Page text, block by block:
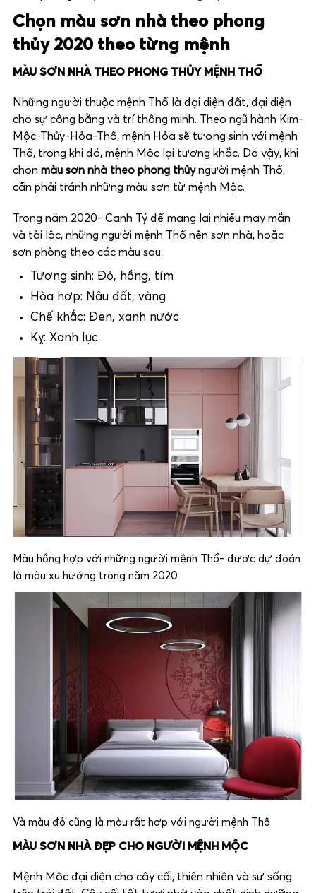
Chọn màu sơn nhà theo phong
thủy 2020 theo từng mệnh
MÀU SƠN NHÀ THEO PHONG THỦY MỆNH THỔ
Những người thuộc mệnh Thổ là đại diện đất, đại diện
cho sự công bằng và trí thông minh. Theo ngũ hành Kim-
Mộc-Thủy-Hỏa-Thổ, mệnh Hỏa sẽ tương sinh với mệnh
Thổ, trong khi đó, mệnh Mộc lại tương khắc. Do vậy, khi
chọn màu sơn nhà theo phong thủyngười mệnh Thổ,
cần phải tránh những màu sơn từ mệnh Mộc.
Trong năm 2020- Canh Tý để mang lại nhiều may mắn
và tài lộc, những người mệnh Thổ nên sơn nhà, hoặc
sơn phòng theo các màu sau:
Tương sinh: Đỏ, hồng, tím
Hòa hợp: Nâu đất, vàng
Chế khắc: Đen, xanh nước
Kỵ: Xanh lục
Màu hồng hợp với những người mệnh Thổ- được dự đoán
là màu xu hướng trong năm 2020
Và màu đỏ cũng là màu rất hợp với người mệnh Thổ
MÀU SƠN NHÀ ĐẸP CHO NGƯỜI MỆNH MỘC
Mệnh Mộc đại diện cho cây cối, thiên nhiên và sự sống